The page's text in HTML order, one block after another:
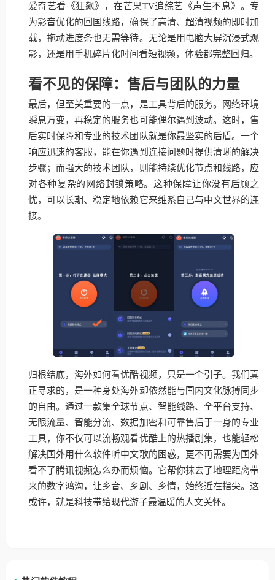
爱奇艺看《狂飙》，在芒果TV追综艺《声生不息》。专
为影音优化的回国线路，确保了高清、超清视频的即时加
载，拖动进度条也无需等待。无论是用电脑大屏沉浸式观
影，还是用手机碎片化时间看短视频，体验都完整回归。
看不见的保障：售后与团队的力量
最后，但至关重要的一点，是工具背后的服务。网络环境
瞬息万变，再稳定的服务也可能偶尔遇到波动。这时，售
后实时保障和专业的技术团队就是你最坚实的后盾。一个
响应迅速的客服，能在你遇到连接问题时提供清晰的解决
步骤；而强大的技术团队，则能持续优化节点和线路，应
对各种复杂的网络封锁策略。这种保障让你没有后顾之
忧，可以长期、稳定地依赖它来维系自己与中文世界的连
接。
归根结底，海外如何看优酷视频，只是一个引子。我们真
正寻求的，是一种身处海外却依然能与国内文化脉搏同步
的自由。通过一款集全球节点、智能线路、全平台支持、
无限流量、智能分流、数据加密和可靠售后于一身的专业
工具，你不仅可以流畅观看优酷上的热播剧集，也能轻松
解决国外用什么软件听中文歌的困惑，更不再需要为国外
看不了腾讯视频怎么办而烦恼。它帮你抹去了地理距离带
来的数字鸿沟，让乡音、乡剧、乡情，始终近在指尖。这
或许，就是科技带给现代游子最温暖的人文关怀。